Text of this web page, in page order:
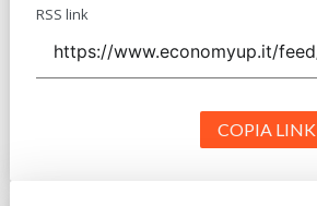
RSS link
COPIA LINK